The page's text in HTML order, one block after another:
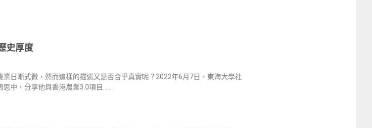
史厚度
日漸式微，然而這樣的描述又是否合乎真實呢？2022年6月7日，東海大學社
中，分享他與香港農業3.0項目……